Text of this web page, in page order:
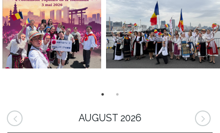
AUGUST 2026